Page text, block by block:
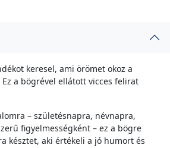
keresel, ami örömet okoz a
Ez a bögrével ellátott vicces felirat
– születésnapra, névnapra,
figyelmességként – ez a bögre
késztet, aki értékeli a jó humort és